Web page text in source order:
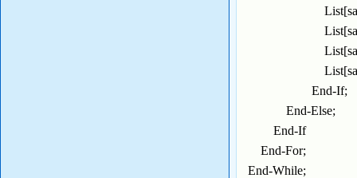
End-If;
End-Else;
End-If
End-For;
End-While;